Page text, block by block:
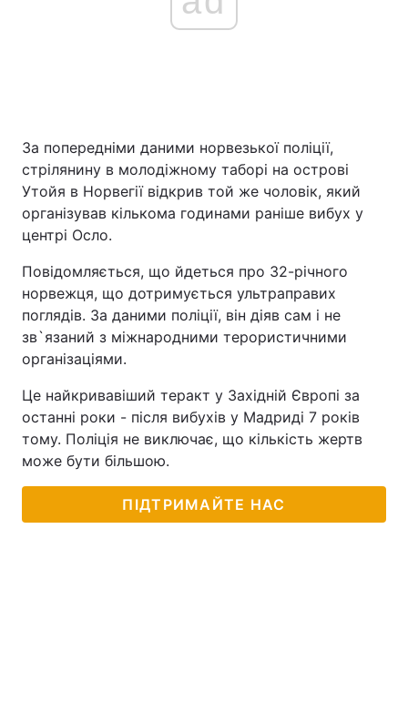
За попередніми даними норвезької поліції,
стрілянину в молодіжному таборі на острові
Утойя в Норвегії відкрив той же чоловік, який
організував кількома годинами раніше вибух у
центрі Осло.
Повідомляється, що йдеться про 32-річного
норвежця, що дотримується ультраправих
поглядів. За даними поліції, він діяв сам і не
зв`язаний з міжнародними терористичними
організаціями.
Це найкривавіший теракт у Західній Європі за
останні роки - після вибухів у Мадриді 7 років
тому. Поліція не виключає, що кількість жертв
може бути більшою.
ПІДТРИМАЙТЕ НАС